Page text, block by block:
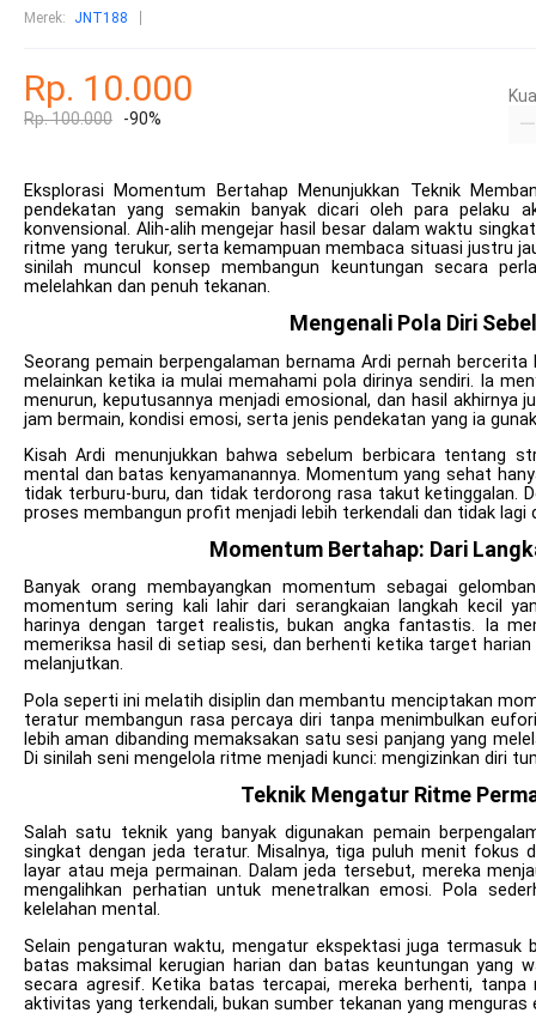
Merek: JNT188
Rp. 10.000
Rp. 100.000 -90%
Eksplorasi Momentum Bertahap Menunjukkan Teknik
pendekatan yang semakin banyak dicari oleh para pelaku
konvensional. Alih-alih mengejar hasil besar dalam waktu
ritme yang terukur, serta kemampuan membaca situasi justru
sinilah muncul konsep membangun keuntungan secara
melelahkan dan penuh tekanan.
Mengenali Pola Diri
Seorang pemain berpengalaman bernama Ardi pernah
melainkan ketika ia mulai memahami pola dirinya sendiri. Ia
menurun, keputusannya menjadi emosional, dan hasil akhirnya
jam bermain, kondisi emosi, serta jenis pendekatan yang ia
Kisah Ardi menunjukkan bahwa sebelum berbicara tentang
mental dan batas kenyamanannya. Momentum yang sehat
tidak terburu-buru, dan tidak terdorong rasa takut ketinggalan.
proses membangun profit menjadi lebih terkendali dan tidak lagi
Momentum Bertahap: Dari
Banyak orang membayangkan momentum sebagai
momentum sering kali lahir dari serangkaian langkah kecil
harinya dengan target realistis, bukan angka fantastis. Ia
memeriksa hasil di setiap sesi, dan berhenti ketika target
melanjutkan.
Pola seperti ini melatih disiplin dan membantu menciptakan
teratur membangun rasa percaya diri tanpa menimbulkan
lebih aman dibanding memaksakan satu sesi panjang yang
Di sinilah seni mengelola ritme menjadi kunci: mengizinkan diri
Teknik Mengatur Ritme
Salah satu teknik yang banyak digunakan pemain
singkat dengan jeda teratur. Misalnya, tiga puluh menit
layar atau meja permainan. Dalam jeda tersebut, mereka
mengalihkan perhatian untuk menetralkan emosi. Pola
kelelahan mental.
Selain pengaturan waktu, mengatur ekspektasi juga termasuk
batas maksimal kerugian harian dan batas keuntungan yang
secara agresif. Ketika batas tercapai, mereka berhenti,
aktivitas yang terkendali, bukan sumber tekanan yang menguras